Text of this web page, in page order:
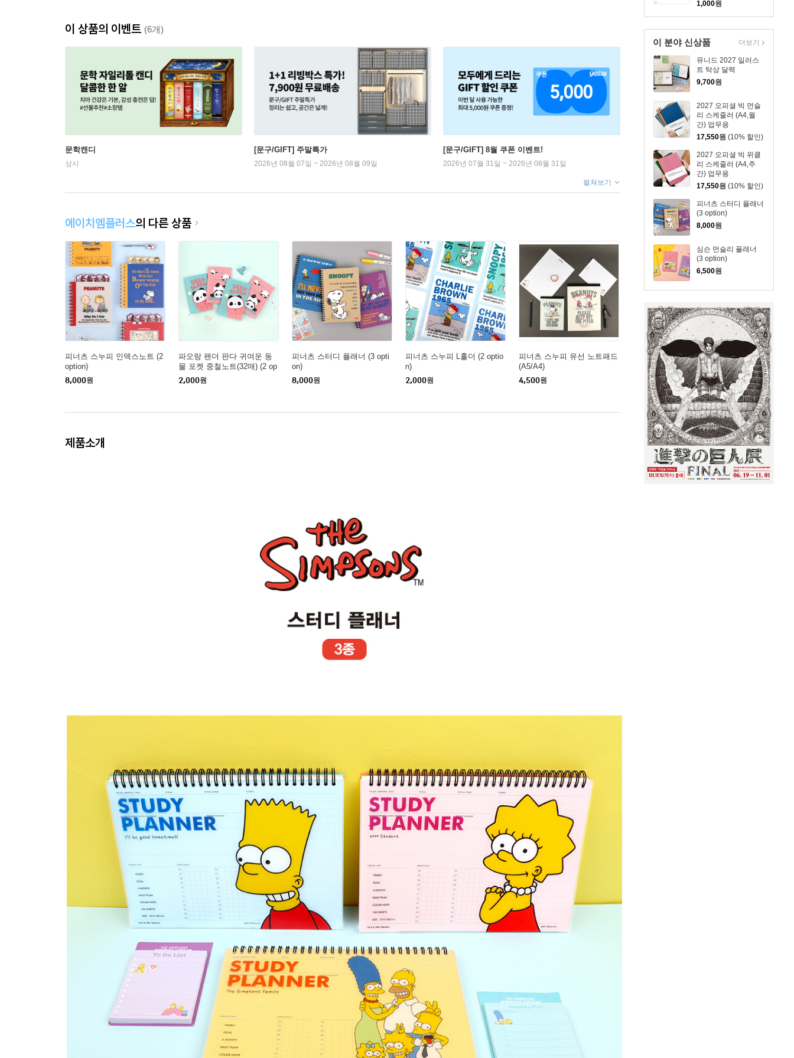
1,000원
이 분야 신상품
뮤니드 2027 일러스
트 탁상 달력
9,700원
2027 오피셜 빅 먼슬
리 스케줄러 (A4,월
간) 업무용
17,550원 (10% 할인)
2027 오피셜 빅 위클
리 스케줄러 (A4,주
간) 업무용
17,550원 (10% 할인)
피너츠 스터디 플래너
(3 option)
8,000원
심슨 먼슬리 플래너
(3 option)
6,500원
더보기
이 상품의 이벤트 (6개)
문학캔디
상시
[문구/GIFT] 주말특가
2026년 08월 07일 ~ 2026년 08월 09일
[문구/GIFT] 8월 쿠폰 이벤트!
2026년 07월 31일 ~ 2026년 08월 31일
펼쳐보기
에이치엠플러스의 다른 상품
피너츠 스누피 인덱스노트 (2
option)
8,000원
파오랑 팬더 판다 귀여운 동
물 포켓 중철노트(32매) (2 op
tion)
2,000원
피너츠 스터디 플래너 (3 opti
on)
8,000원
피너츠 스누피 L홀더 (2 optio
n)
2,000원
피너츠 스누피 유선 노트패드
(A5/A4)
4,500원
제품소개